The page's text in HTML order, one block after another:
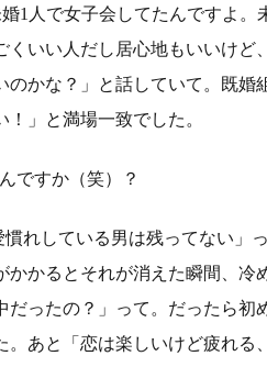
1人で女子会してたんですよ。
いい人だし居心地もいいけど、
のかな？」と話していて。既婚
」と満場一致でした。
ですか（笑）？
れしている男は残ってない」っ
かかるとそれが消えた瞬間、冷
だったの？」って。だったら初
あと「恋は楽しいけど疲れる、